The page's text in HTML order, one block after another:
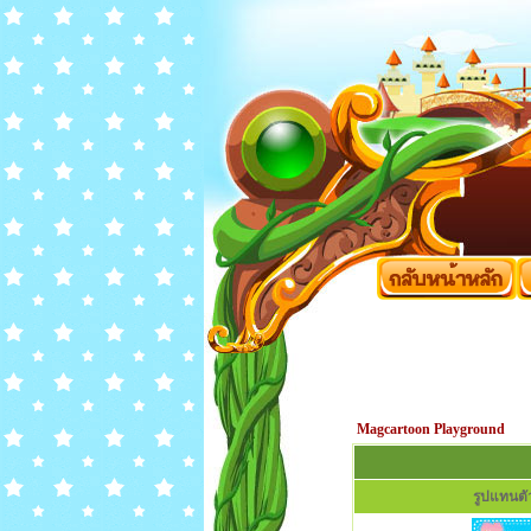
Magcartoon Playground
รูปแทนตั